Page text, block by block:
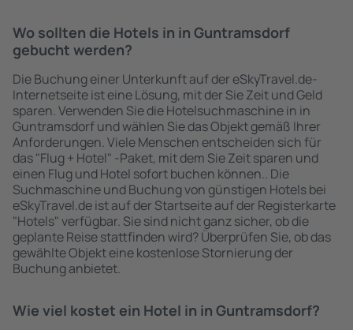
Wo sollten die Hotels in in Guntramsdorf
gebucht werden?
Die Buchung einer Unterkunft auf der eSkyTravel.de-
Internetseite ist eine Lösung, mit der Sie Zeit und Geld
sparen. Verwenden Sie die Hotelsuchmaschine in in
Guntramsdorf und wählen Sie das Objekt gemäß Ihrer
Anforderungen. Viele Menschen entscheiden sich für
das "Flug + Hotel" -Paket, mit dem Sie Zeit sparen und
einen Flug und Hotel sofort buchen können.. Die
Suchmaschine und Buchung von günstigen Hotels bei
eSkyTravel.de ist auf der Startseite auf der Registerkarte
"Hotels" verfügbar. Sie sind nicht ganz sicher, ob die
geplante Reise stattfinden wird? Überprüfen Sie, ob das
gewählte Objekt eine kostenlose Stornierung der
Buchung anbietet.
Wie viel kostet ein Hotel in in Guntramsdorf?